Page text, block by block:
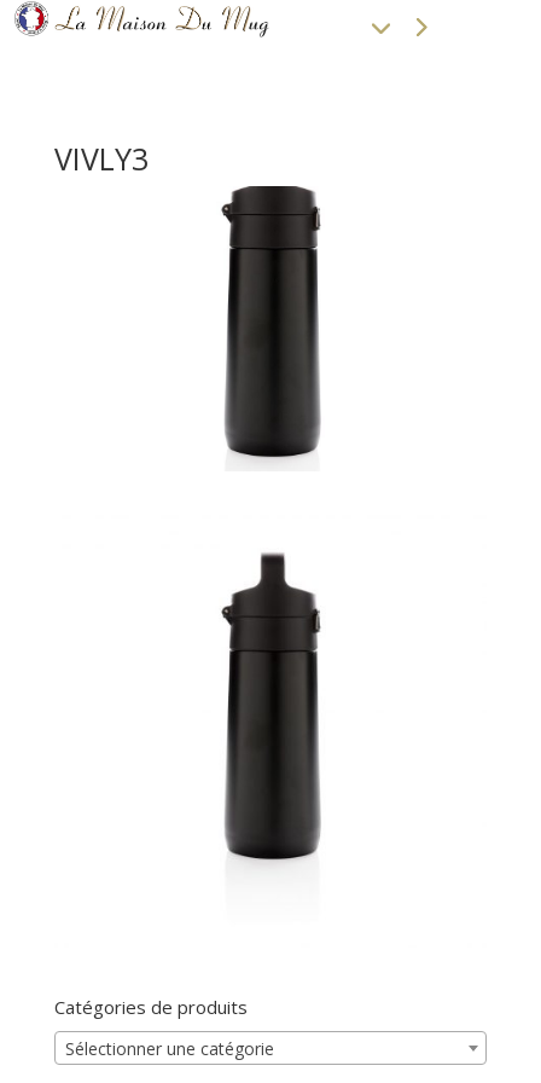
VIVLY3
Catégories de produits
Sélectionner une catégorie